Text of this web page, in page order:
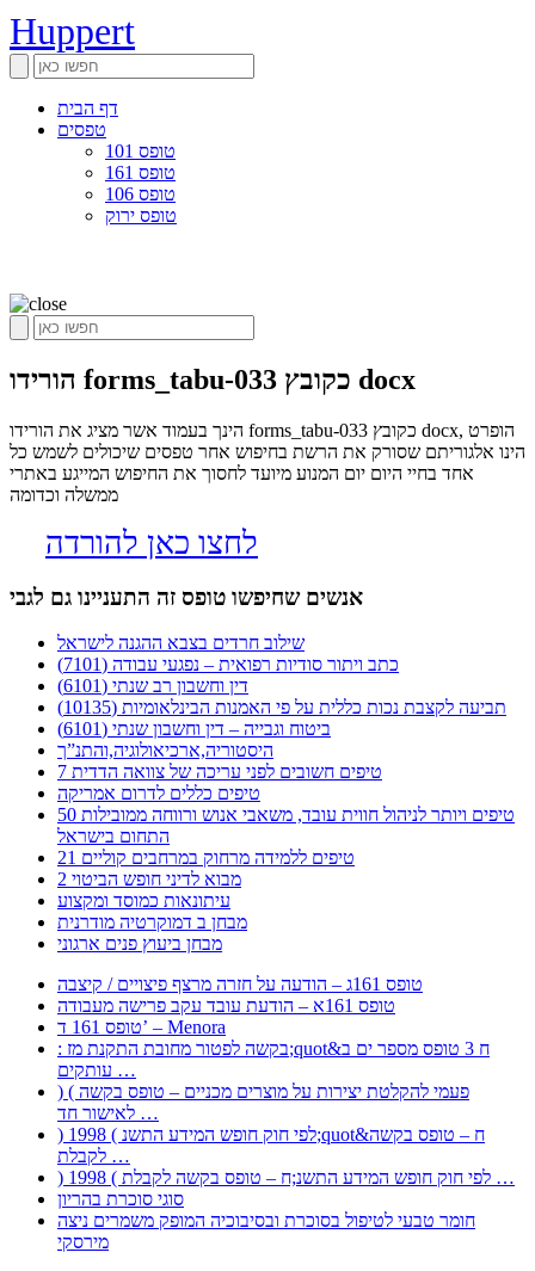
Huppert
דף הבית
טפסים
טופס 101
טופס 161
טופס 106
טופס ירוק
הורידו forms_tabu-033 כקובץ docx
הינך בעמוד אשר מציג את הורידו forms_tabu-033 כקובץ docx, הופרט
הינו אלגוריתם שסורק את הרשת בחיפוש אחר טפסים שיכולים לשמש כל
אחד בחיי היום יום המנוע מיועד לחסוך את החיפוש המייגע באתרי
ממשלה וכדומה
לחצו כאן להורדה
אנשים שחיפשו טופס זה התעניינו גם לגבי
שילוב חרדים בצבא ההגנה לישראל
כתב ויתור סודיות רפואית – נפגעי עבודה (7101)
דין וחשבון רב שנתי (6101)
תביעה לקצבת נכות כללית על פי האמנות הבינלאומיות (10135)
ביטוח וגבייה – דין וחשבון שנתי (6101)
היסטוריה,ארכיאולוגיה,והתנ”ך
7 טיפים חשובים לפני עריכה של צוואה הדדית
טיפים כללים לדרום אמריקה
50 טיפים ויותר לניהול חווית עובד, משאבי אנוש ורווחה ממובילות
התחום בישראל
21 טיפים ללמידה מרחוק במרחבים קוליים
מבוא לדיני חופש הביטוי 2
עיתונאות כמוסד ומקצוע
מבחן ב דמוקרטיה מודרנית
מבחן ביעוץ פנים ארגוני
טופס 161ג – הודעה על חזרה מרצף פיצויים / קיצבה
טופס 161א – הודעת עובד עקב פרישה מעבודה
טופס 161 ד’ – Menora
: בקשה לפטור מחובת התקנת מז;quot&ח 3 טופס מספר ים ב
עותקים …
) ( פעמי להקלטת יצירות על מוצרים מכניים – טופס בקשה
לאישור חד …
) 1998 ( לפי חוק חופש המידע התשנ;quot&ח – טופס בקשה
לקבלת …
) 1998 ( לפי חוק חופש המידע התשנ;ח – טופס בקשה לקבלת …
סוגי סוכרת בהריון
חומר טבעי לטיפול בסוכרת ובסיבוכיה המופק משמרים ניצה
מירסקי